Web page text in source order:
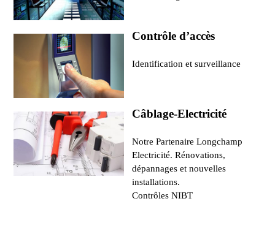
Contrôle d’accès
Identification et surveillance
Câblage-Electricité
Notre Partenaire Longchamp
Electricité. Rénovations,
dépannages et nouvelles
installations.
Contrôles NIBT